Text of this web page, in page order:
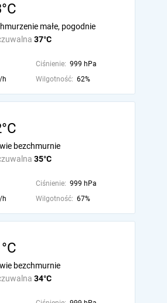
37°C
małe, pogodnie
Ciśnienie: 999 hPa
h Wilgotność: 62%
35°C
bezchmurnie
Ciśnienie: 999 hPa
h Wilgotność: 67%
34°C
bezchmurnie